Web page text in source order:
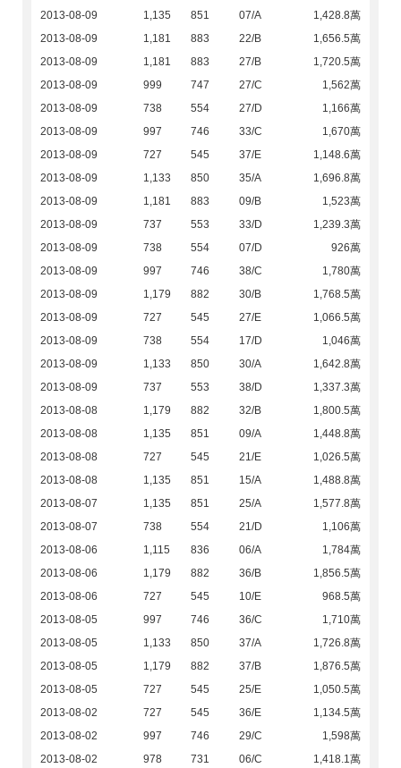
2013-08-09
1,135 851 07/A
1,428.8萬
2013-08-09
1,181 883 22/B
1,656.5萬
2013-08-09
1,181 883 27/B
1,720.5萬
2013-08-09
999 747 27/C
1,562萬
2013-08-09
738 554 27/D
1,166萬
2013-08-09
997 746 33/C
1,670萬
2013-08-09
727 545 37/E
1,148.6萬
2013-08-09
1,133 850 35/A
1,696.8萬
2013-08-09
1,181 883 09/B
1,523萬
2013-08-09
737 553 33/D
1,239.3萬
2013-08-09
738 554 07/D
926萬
2013-08-09
997 746 38/C
1,780萬
2013-08-09
1,179 882 30/B
1,768.5萬
2013-08-09
727 545 27/E
1,066.5萬
2013-08-09
738 554 17/D
1,046萬
2013-08-09
1,133 850 30/A
1,642.8萬
2013-08-09
737 553 38/D
1,337.3萬
2013-08-08
1,179 882 32/B
1,800.5萬
2013-08-08
1,135 851 09/A
1,448.8萬
2013-08-08
727 545 21/E
1,026.5萬
2013-08-08
1,135 851 15/A
1,488.8萬
2013-08-07
1,135 851 25/A
1,577.8萬
2013-08-07
738 554 21/D
1,106萬
2013-08-06
1,115 836 06/A
1,784萬
2013-08-06
1,179 882 36/B
1,856.5萬
2013-08-06
727 545 10/E
968.5萬
2013-08-05
997 746 36/C
1,710萬
2013-08-05
1,133 850 37/A
1,726.8萬
2013-08-05
1,179 882 37/B
1,876.5萬
2013-08-05
727 545 25/E
1,050.5萬
2013-08-02
727 545 36/E
1,134.5萬
2013-08-02
997 746 29/C
1,598萬
2013-08-02
978 731 06/C
1,418.1萬